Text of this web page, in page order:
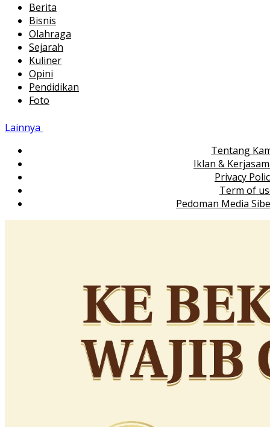
Berita
Bisnis
Olahraga
Sejarah
Kuliner
Opini
Pendidikan
Foto
Lainnya
Tentang
Iklan &
Privacy
Term of
Pedoman Media